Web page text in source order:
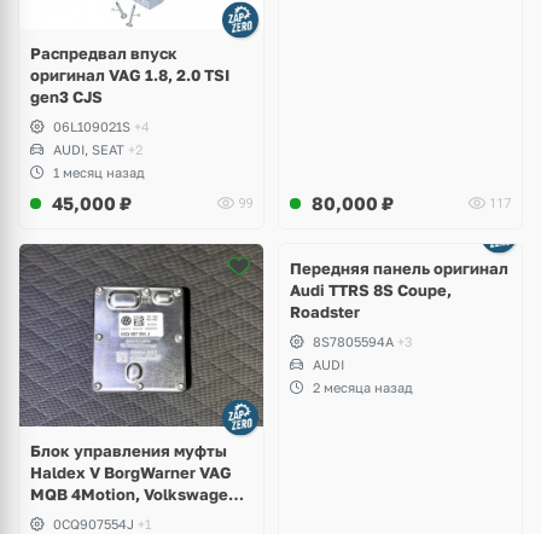
Распредвал впуск
оригинал VAG 1.8, 2.0 TSI
gen3 CJS
06L109021S +4
AUDI, SEAT +2
1 месяц назад
45,000 ₽ 99 80,000 ₽ 117
Блок управления муфты
Haldex V BorgWarner VAG
MQB 4Motion, Volkswagen
Tiguan
0CQ907554J +1
2 фото
Передняя панель оригинал
Audi TTRS 8S Coupe,
Roadster
8S7805594A +3
AUDI
2 месяца назад